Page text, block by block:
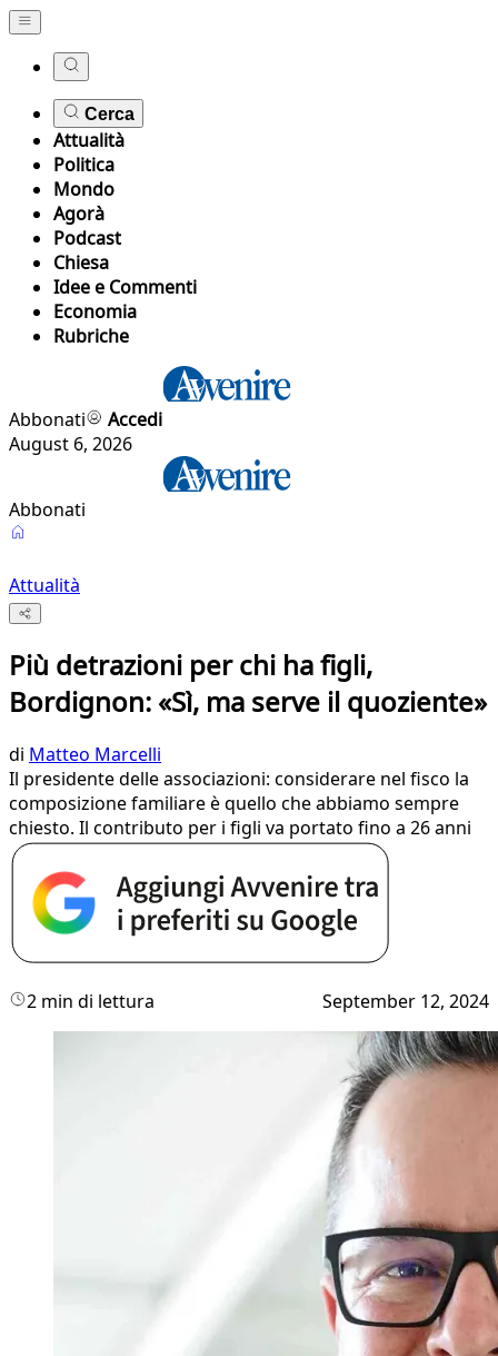
Cerca
Attualità
Politica
Mondo
Agorà
Podcast
Chiesa
Idee e Commenti
Economia
Rubriche
Abbonati
Accedi
August 6, 2026
Abbonati
Attualità
Più detrazioni per chi ha figli,
Bordignon: «Sì, ma serve il quoziente»
di Matteo Marcelli
Il presidente delle associazioni: considerare nel fisco la
composizione familiare è quello che abbiamo sempre
chiesto. Il contributo per i figli va portato fino a 26 anni
2 min di lettura September 12, 2024